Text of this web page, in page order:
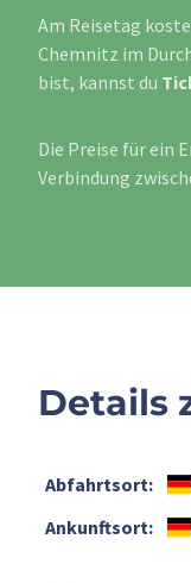
Am Reisetag
Chemnitz im
bist, kannst du
Die Preise für ein
Verbindung
Details
Abfahrtsort:
Ankunftsort: